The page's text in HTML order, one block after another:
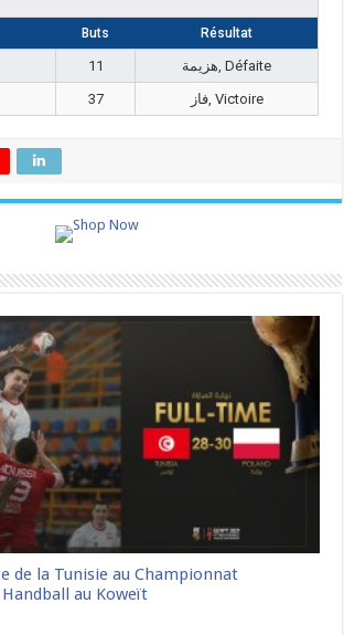
Buts Résultat
11
هزيمة, Défaite
37 فاز, Victoire
de la Tunisie au Championnat
au Koweït